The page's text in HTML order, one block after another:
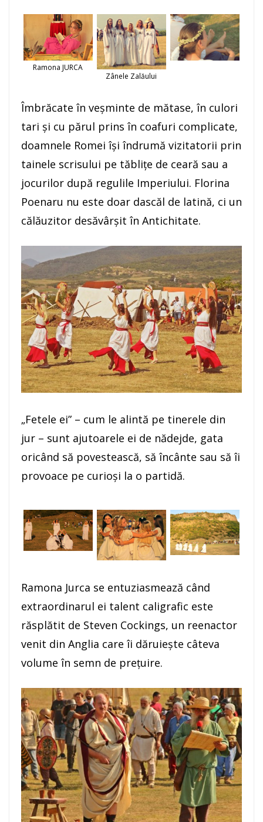
Ramona JURCA
Zânele Zalăului
Îmbrăcate în veşminte de mătase, în culori
tari şi cu părul prins în coafuri complicate,
doamnele Romei îşi îndrumă vizitatorii prin
tainele scrisului pe tăbliţe de ceară sau a
jocurilor după regulile Imperiului. Florina
Poenaru nu este doar dascăl de latină, ci un
călăuzitor desăvârşit în Antichitate.
„Fetele ei” – cum le alintă pe tinerele din
jur – sunt ajutoarele ei de nădejde, gata
oricând să povestească, să încânte sau să îi
provoace pe curioşi la o partidă.
Ramona Jurca se entuziasmează când
extraordinarul ei talent caligrafic este
răsplătit de Steven Cockings, un reenactor
venit din Anglia care îi dăruieşte câteva
volume în semn de preţuire.